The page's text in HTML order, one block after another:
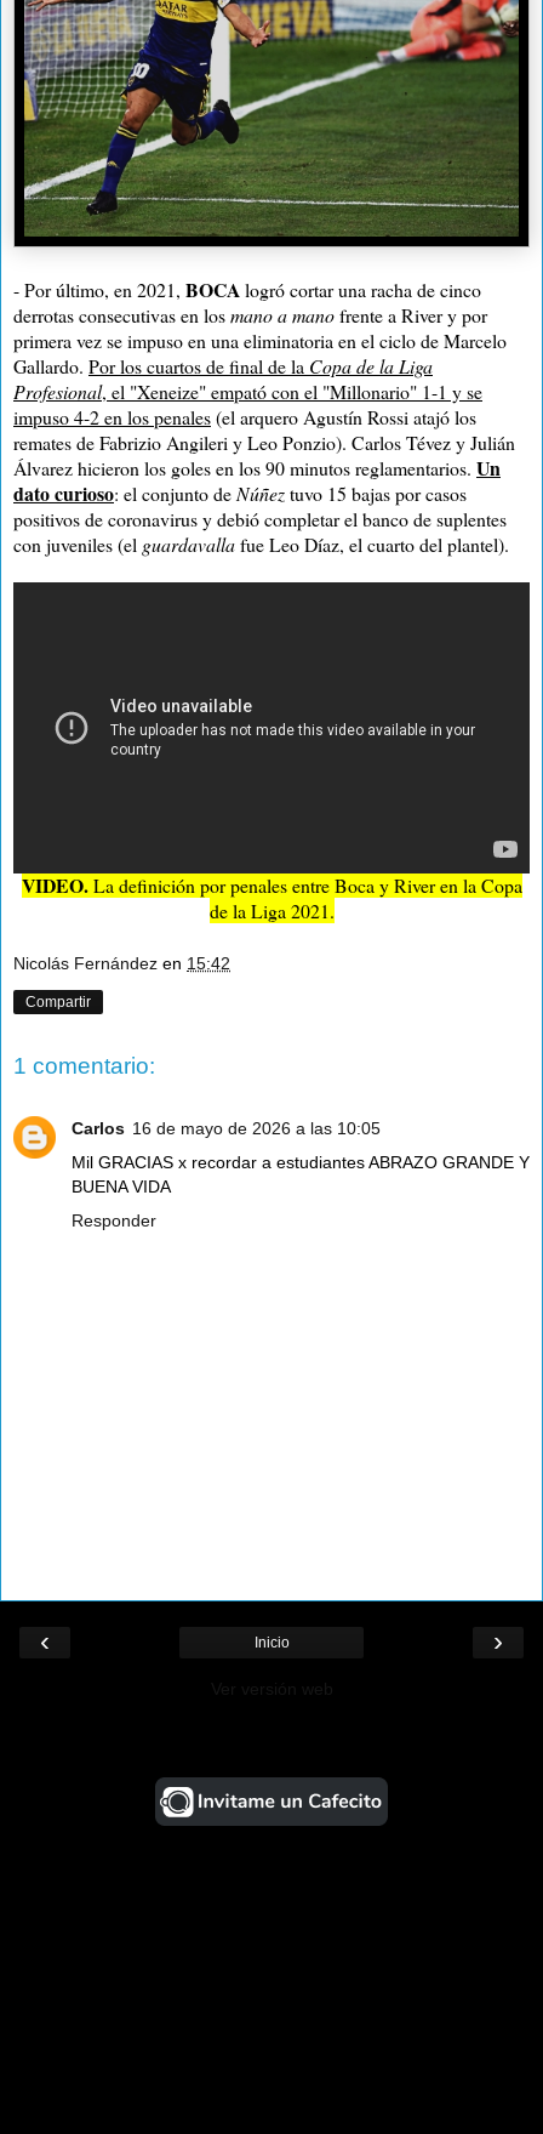
- Por último, en 2021, BOCAlogró cortar una racha de cinco
derrotas consecutivas en losmano a manofrente a River y por
primera vez se impuso en una eliminatoria en el ciclo de Marcelo
Gallardo. Por los cuartos de final de la Copa de la Liga
Profesional, el "Xeneize" empató con el "Millonario" 1-1 y se
impuso 4-2 en los penales(el arquero Agustín Rossi atajó los
remates de Fabrizio Angileri y Leo Ponzio). Carlos Tévez y Julián
Álvarez hicieron los goles en los 90 minutos reglamentarios. Un
dato curioso: el conjunto de Núñeztuvo 15 bajas por casos
positivos de coronavirus y debió completar el banco de suplentes
con juveniles (el guardavallafue Leo Díaz, el cuarto del plantel).
VIDEO.La definición por penales entre Boca y River en la Copa
de la Liga 2021.
Nicolás Fernández en 15:42
Compartir
1 comentario:
Carlos 16 de mayo de 2026 a las 10:05
Mil GRACIAS x recordar a estudiantes ABRAZO GRANDE Y
BUENA VIDA
Responder
‹ ›
Inicio